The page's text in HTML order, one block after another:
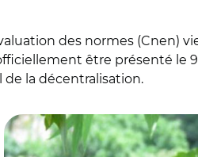
des normes (Cnen)
être présenté le
la décentralisation.